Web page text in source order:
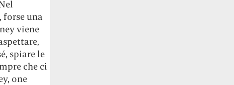
una
viene
spiare le
che ci
one